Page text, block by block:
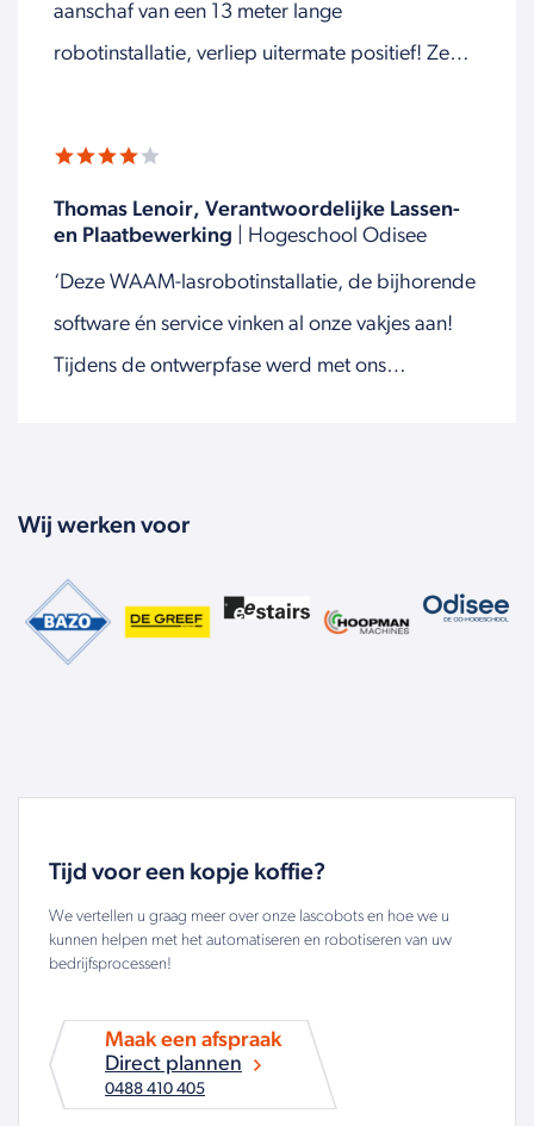
aanschaf van een 13 meter lange
robotinstallatie, verliep uitermate positief! Ze
Thomas Lenoir, Verantwoordelijke Lassen-
en Plaatbewerking | Hogeschool Odisee
‘Deze WAAM-lasrobotinstallatie, de bijhorende
software én service vinken al onze vakjes aan!
Tijdens de ontwerpfase werd met ons
Wij werken voor
Tijd voor een kopje koffie?
We vertellen u graag meer over onze lascobots en hoe we u
kunnen helpen met het automatiseren en robotiseren van uw
bedrijfsprocessen!
Maak een afspraak
Direct plannen
0488 410 405